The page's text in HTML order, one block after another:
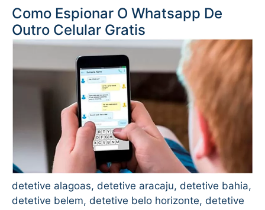
Como Espionar O Whatsapp De
Outro Celular Gratis
detetive alagoas, detetive aracaju, detetive bahia,
detetive belem, detetive belo horizonte, detetive